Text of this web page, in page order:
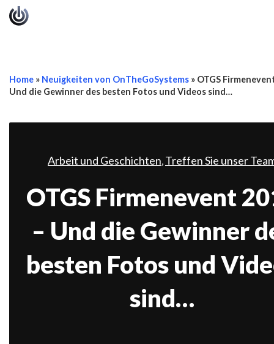
Home » Neuigkeiten von OnTheGoSystems » OTGS
Und die Gewinner des besten Fotos und Videos sind…
Arbeit und Geschichten, Treffen Sie unser
OTGS Firmenevent
– Und die Gewinner
besten Fotos und
sind…